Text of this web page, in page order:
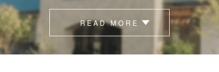
READ MORE